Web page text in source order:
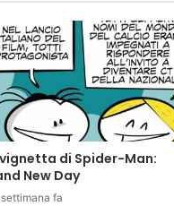
di Spider-Man:
New Day
fa